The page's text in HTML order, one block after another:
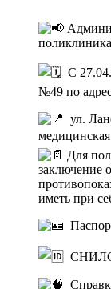
С
№49 по
ул.
Для
заключение
иметь при